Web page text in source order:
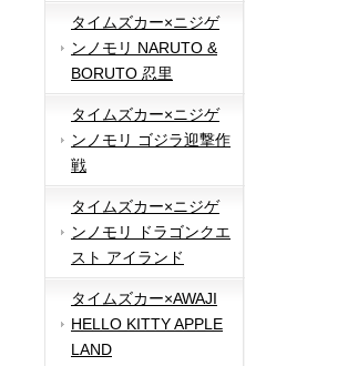
タイムズカー×ニジゲ
ンノモリ NARUTO &
BORUTO 忍里
タイムズカー×ニジゲ
ンノモリ ゴジラ迎撃作
戦
タイムズカー×ニジゲ
ンノモリ ドラゴンクエ
スト アイランド
タイムズカー×AWAJI
HELLO KITTY APPLE
LAND